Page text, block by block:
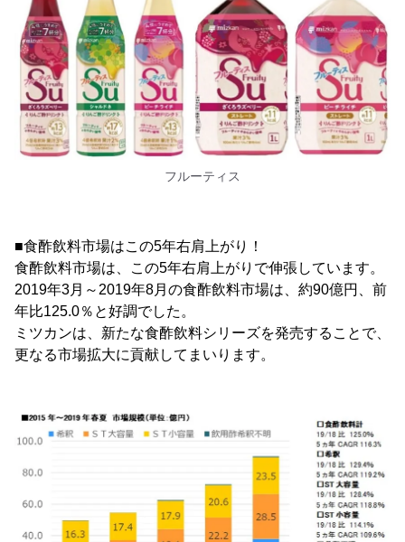
フルーティス
■食酢飲料市場はこの5年右肩上がり！
食酢飲料市場は、この5年右肩上がりで伸張しています。
2019年3月～2019年8月の食酢飲料市場は、約90億円、前
年比125.0％と好調でした。
ミツカンは、新たな食酢飲料シリーズを発売することで、
更なる市場拡大に貢献してまいります。